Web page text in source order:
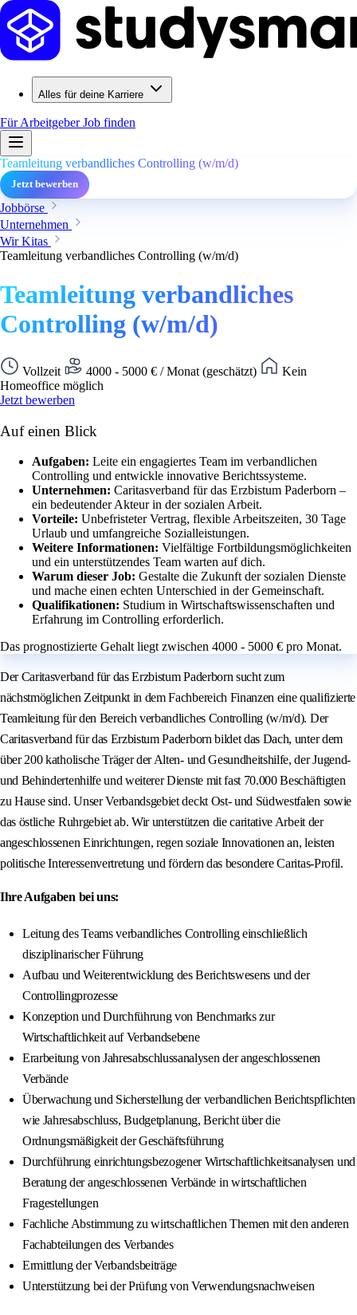
Alles für deine Karriere
Für ArbeitgeberJob finden
Teamleitung verbandliches Controlling (w/m/d)
Jetzt bewerben
Jobbörse
Unternehmen
Wir Kitas
Teamleitung verbandliches Controlling (w/m/d)
Teamleitung verbandliches
Controlling (w/m/d)
Vollzeit 4000 - 5000 € / Monat (geschätzt)
Kein
Homeoffice möglich
Jetzt bewerben
Auf einen Blick
Aufgaben: Leite ein engagiertes Team im verbandlichen
Controlling und entwickle innovative Berichtssysteme.
Unternehmen: Caritasverband für das Erzbistum Paderborn –
ein bedeutender Akteur in der sozialen Arbeit.
Vorteile: Unbefristeter Vertrag, flexible Arbeitszeiten, 30 Tage
Urlaub und umfangreiche Sozialleistungen.
Weitere Informationen: Vielfältige Fortbildungsmöglichkeiten
und ein unterstützendes Team warten auf dich.
Warum dieser Job: Gestalte die Zukunft der sozialen Dienste
und mache einen echten Unterschied in der Gemeinschaft.
Qualifikationen: Studium in Wirtschaftswissenschaften und
Erfahrung im Controlling erforderlich.
Das prognostizierte Gehalt liegt zwischen 4000 - 5000 € pro Monat.
Der Caritasverband für das Erzbistum Paderborn sucht zum
nächstmöglichen Zeitpunkt in dem Fachbereich Finanzen eine qualifizierte
Teamleitung für den Bereich verbandliches Controlling (w/m/d). Der
Caritasverband für das Erzbistum Paderborn bildet das Dach, unter dem
über 200 katholische Träger der Alten- und Gesundheitshilfe, der Jugend-
und Behindertenhilfe und weiterer Dienste mit fast 70.000 Beschäftigten
zu Hause sind. Unser Verbandsgebiet deckt Ost- und Südwestfalen sowie
das östliche Ruhrgebiet ab. Wir unterstützen die caritative Arbeit der
angeschlossenen Einrichtungen, regen soziale Innovationen an, leisten
politische Interessenvertretung und fördern das besondere Caritas-Profil.
Ihre Aufgaben bei uns:
Leitung des Teams verbandliches Controlling einschließlich
disziplinarischer Führung
Aufbau und Weiterentwicklung des Berichtswesens und der
Controllingprozesse
Konzeption und Durchführung von Benchmarks zur
Wirtschaftlichkeit auf Verbandsebene
Erarbeitung von Jahresabschlussanalysen der angeschlossenen
Verbände
Überwachung und Sicherstellung der verbandlichen Berichtspflichten
wie Jahresabschluss, Budgetplanung, Bericht über die
Ordnungsmäßigkeit der Geschäftsführung
Durchführung einrichtungsbezogener Wirtschaftlichkeitsanalysen und
Beratung der angeschlossenen Verbände in wirtschaftlichen
Fragestellungen
Fachliche Abstimmung zu wirtschaftlichen Themen mit den anderen
Fachabteilungen des Verbandes
Ermittlung der Verbandsbeiträge
Unterstützung bei der Prüfung von Verwendungsnachweisen